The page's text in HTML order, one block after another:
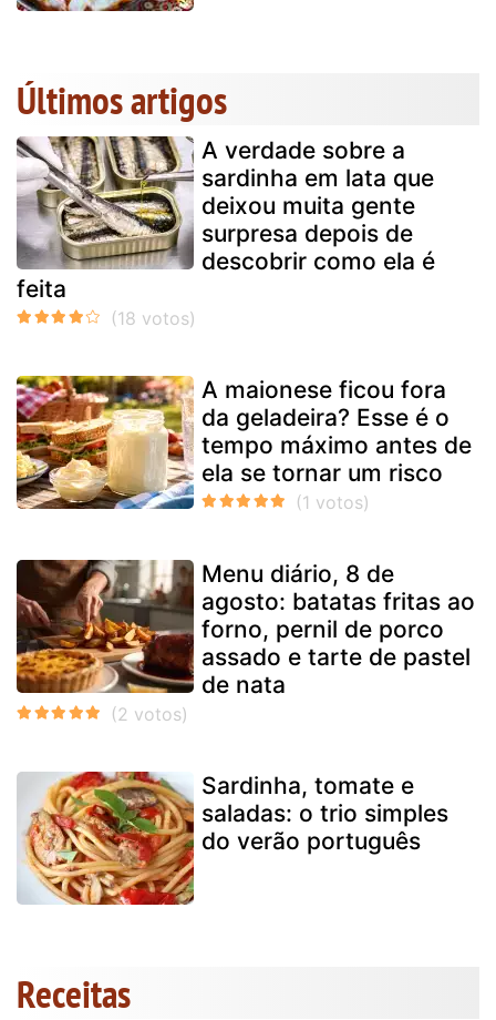
Últimos artigos
A verdade sobre a
sardinha em lata que
deixou muita gente
surpresa depois de
descobrir como ela é
feita
A maionese ficou fora
da geladeira? Esse é o
tempo máximo antes de
ela se tornar um risco
Menu diário, 8 de
agosto: batatas fritas ao
forno, pernil de porco
assado e tarte de pastel
de nata
Sardinha, tomate e
saladas: o trio simples
do verão português
Receitas